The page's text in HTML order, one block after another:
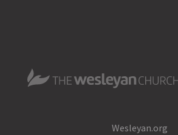
The Wesleyan Church
Wesleyan.org